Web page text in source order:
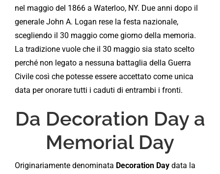
nel maggio del 1866 a Waterloo, NY. Due anni dopo il
generale John A. Logan rese la festa nazionale,
scegliendo il 30 maggio come giorno della memoria.
La tradizione vuole che il 30 maggio sia stato scelto
perché non legato a nessuna battaglia della Guerra
Civile così che potesse essere accettato come unica
data per onorare tutti i caduti di entrambi i fronti.
Da Decoration Day a
Memorial Day
Originariamente denominata Decoration Day data la